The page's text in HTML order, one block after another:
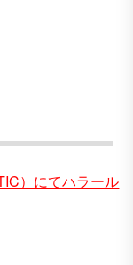
）にてハラール